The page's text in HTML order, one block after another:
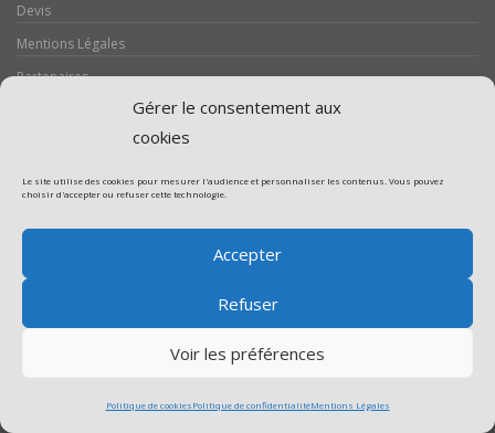
Gérer le consentement aux
cookies
Le site utilise des cookies pour mesurer l'audience et personnaliser les contenus. Vous pouvez
choisir d'accepter ou refuser cette technologie.
Accepter
Refuser
Voir les préférences
Politique de cookiesPolitique de confidentialitéMentions Légales
Devis
Mentions Légales
Partenaires
Politique de confidentialité
Politique de cookies (UE)
Promotion Franchise Vitrerie
Serrurerie